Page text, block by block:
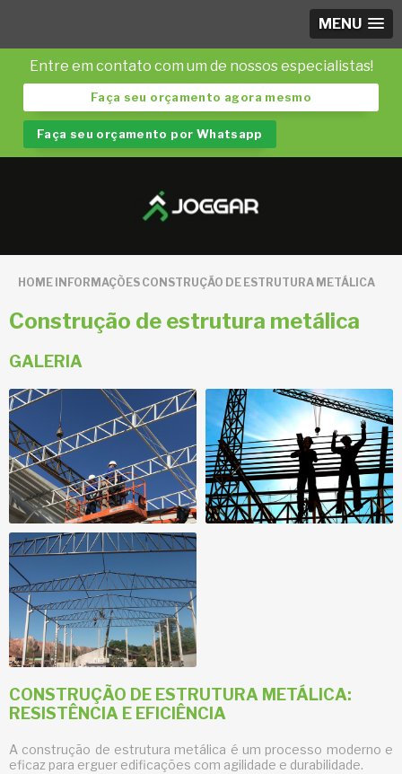
MENU
Entre em contato com um de nossos especialistas!
Faça seu orçamento agora mesmo
Faça seu orçamento por Whatsapp
HOME INFORMAÇÕES CONSTRUÇÃO DE ESTRUTURA METÁLICA
Construção de estrutura metálica
GALERIA
CONSTRUÇÃO DE ESTRUTURA METÁLICA:
RESISTÊNCIA E EFICIÊNCIA
A construção de estrutura metálica é um processo moderno e
eficaz para erguer edificações com agilidade e durabilidade.